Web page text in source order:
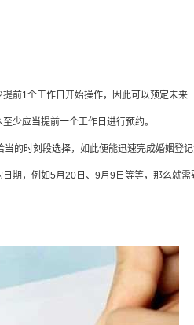
前1个工作日开始操作，因此可以预定未来
少应当提前一个工作日进行预约。
的时刻段选择，如此便能迅速完成婚姻登
期，例如5月20日、9月9日等等，那么就